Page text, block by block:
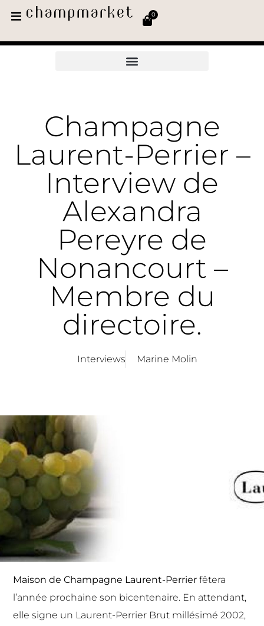
0
Champagne
Laurent-Perrier –
Interview de
Alexandra
Pereyre de
Nonancourt –
Membre du
directoire.
Interviews Marine Molin
Maison de Champagne Laurent-Perrier fêtera
l’année prochaine son bicentenaire. En attendant,
elle signe un Laurent-Perrier Brut millésimé 2002,